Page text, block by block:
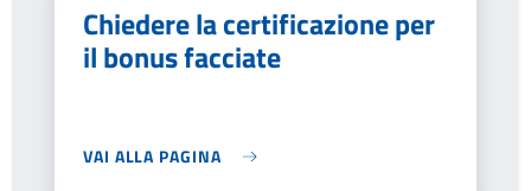
Chiedere la certificazione per
il bonus facciate
VAI ALLA PAGINA